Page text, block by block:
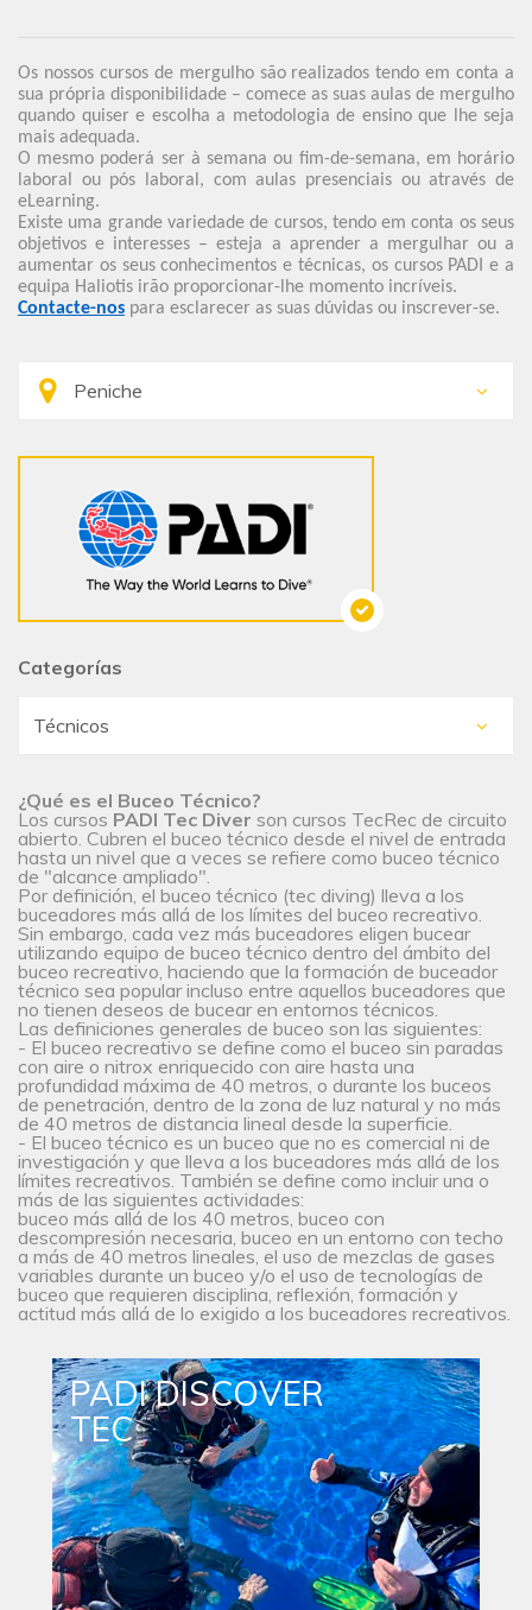
Os nossos cursos de mergulho são realizados tendo em conta a
sua própria disponibilidade – comece as suas aulas de mergulho
quando quiser e escolha a metodologia de ensino que lhe seja
mais adequada.
O mesmo poderá ser à semana ou fim-de-semana, em horário
laboral ou pós laboral, com aulas presenciais ou através de
eLearning.
Existe uma grande variedade de cursos, tendo em conta os seus
objetivos e interesses – esteja a aprender a mergulhar ou a
aumentar os seus conhecimentos e técnicas, os cursos PADI e a
equipa Haliotis irão proporcionar-lhe momento incríveis.
Contacte-nos para esclarecer as suas dúvidas ou inscrever-se.
Categorías
¿Qué es el Buceo Técnico?
Los cursos PADI Tec Diver son cursos TecRec de circuito
abierto. Cubren el buceo técnico desde el nivel de entrada
hasta un nivel que a veces se refiere como buceo técnico
de "alcance ampliado".
Por definición, el buceo técnico (tec diving) lleva a los
buceadores más allá de los límites del buceo recreativo.
Sin embargo, cada vez más buceadores eligen bucear
utilizando equipo de buceo técnico dentro del ámbito del
buceo recreativo, haciendo que la formación de buceador
técnico sea popular incluso entre aquellos buceadores que
no tienen deseos de bucear en entornos técnicos.
Las definiciones generales de buceo son las siguientes:
- El buceo recreativo se define como el buceo sin paradas
con aire o nitrox enriquecido con aire hasta una
profundidad máxima de 40 metros, o durante los buceos
de penetración, dentro de la zona de luz natural y no más
de 40 metros de distancia lineal desde la superficie.
- El buceo técnico es un buceo que no es comercial ni de
investigación y que lleva a los buceadores más allá de los
límites recreativos. También se define como incluir una o
más de las siguientes actividades:
buceo más allá de los 40 metros, buceo con
descompresión necesaria, buceo en un entorno con techo
a más de 40 metros lineales, el uso de mezclas de gases
variables durante un buceo y/o el uso de tecnologías de
buceo que requieren disciplina, reflexión, formación y
actitud más allá de lo exigido a los buceadores recreativos.
PADI DISCOVER
TEC